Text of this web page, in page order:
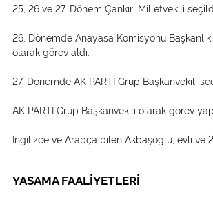
25, 26 ve 27. Dönem Çankırı Milletvekili
26. Dönemde Anayasa Komisyonu Başkanlık
olarak görev aldı.
27. Dönemde AK PARTİ Grup Başkanvekili
AK PARTİ Grup Başkanvekili olarak görev
İngilizce ve Arapça bilen Akbaşoğlu, evli ve 2
YASAMA FAALİYETLERİ